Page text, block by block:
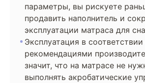
параметры, вы рискуете
продавить наполнитель и
эксплуатации матраса для
Эксплуатация в соответствии
рекомендациями
значит, что на матрасе не
выполнять акробатические